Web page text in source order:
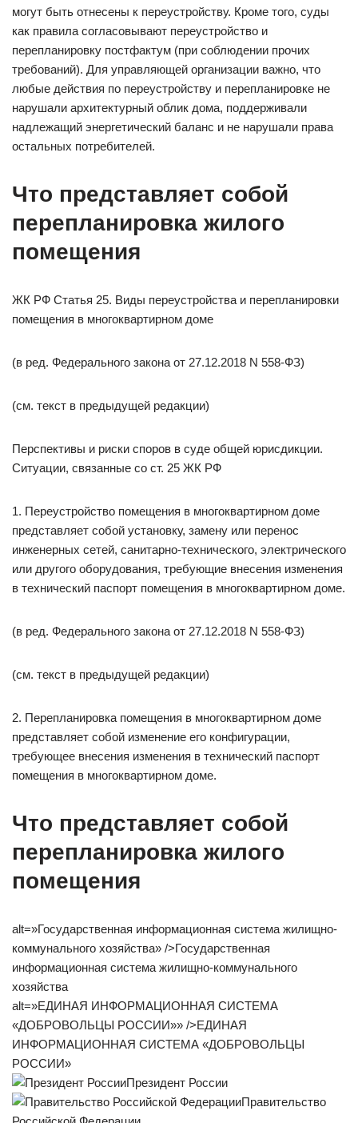
могут быть отнесены к переустройству. Кроме того, суды
как правила согласовывают переустройство и
перепланировку постфактум (при соблюдении прочих
требований). Для управляющей организации важно, что
любые действия по переустройству и перепланировке не
нарушали архитектурный облик дома, поддерживали
надлежащий энергетический баланс и не нарушали права
остальных потребителей.
Что представляет собой
перепланировка жилого
помещения
ЖК РФ Статья 25. Виды переустройства и перепланировки
помещения в многоквартирном доме
(в ред. Федерального закона от 27.12.2018 N 558-ФЗ)
(см. текст в предыдущей редакции)
Перспективы и риски споров в суде общей юрисдикции.
Ситуации, связанные со ст. 25 ЖК РФ
1. Переустройство помещения в многоквартирном доме
представляет собой установку, замену или перенос
инженерных сетей, санитарно-технического, электрического
или другого оборудования, требующие внесения изменения
в технический паспорт помещения в многоквартирном доме.
(в ред. Федерального закона от 27.12.2018 N 558-ФЗ)
(см. текст в предыдущей редакции)
2. Перепланировка помещения в многоквартирном доме
представляет собой изменение его конфигурации,
требующее внесения изменения в технический паспорт
помещения в многоквартирном доме.
Что представляет собой
перепланировка жилого
помещения
alt=»Государственная информационная система жилищно-
коммунального хозяйства» />Государственная
информационная система жилищно-коммунального
хозяйства
alt=»ЕДИНАЯ ИНФОРМАЦИОННАЯ СИСТЕМА
«ДОБРОВОЛЬЦЫ РОССИИ»» />ЕДИНАЯ
ИНФОРМАЦИОННАЯ СИСТЕМА «ДОБРОВОЛЬЦЫ
РОССИИ»
Президент России
Правительство